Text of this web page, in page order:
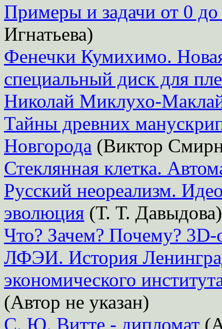
Примеры и задачи от 0 до
Игнатьева)
Фенечки Кумихимо.
специальный диск для
Николай Миклухо-
Тайны древних
Новгорода (Виктор
Стеклянная клетка.
Русский неореализм.
эволюция (Т. Т. Давыдова)
Что? Зачем? Почему? 3D-
ЛФЭИ. История
экономического
(Автор не указан)
С. Ю. Витте - дипломат